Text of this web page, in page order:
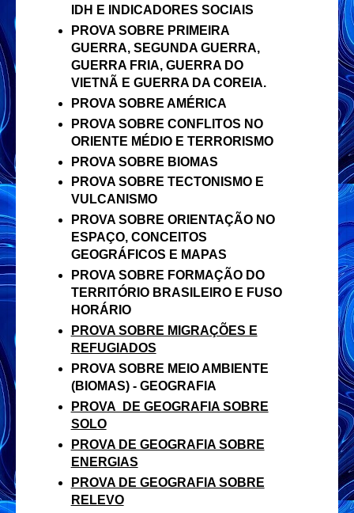
IDH E INDICADORES SOCIAIS
PROVA SOBRE PRIMEIRA
GUERRA, SEGUNDA GUERRA,
GUERRA FRIA, GUERRA DO
VIETNÃ E GUERRA DA COREIA.
PROVA SOBRE AMÉRICA
PROVA SOBRE CONFLITOS NO
ORIENTE MÉDIO E TERRORISMO
PROVA SOBRE BIOMAS
PROVA SOBRE TECTONISMO E
VULCANISMO
PROVA SOBRE ORIENTAÇÃO NO
ESPAÇO, CONCEITOS
GEOGRÁFICOS E MAPAS
PROVA SOBRE FORMAÇÃO DO
TERRITÓRIO BRASILEIRO E FUSO
HORÁRIO
PROVA SOBRE MIGRAÇÕES E
REFUGIADOS
PROVA SOBRE MEIO AMBIENTE
(BIOMAS) - GEOGRAFIA
PROVA DE GEOGRAFIA SOBRE
SOLO
PROVA DE GEOGRAFIA SOBRE
ENERGIAS
PROVA DE GEOGRAFIA SOBRE
RELEVO